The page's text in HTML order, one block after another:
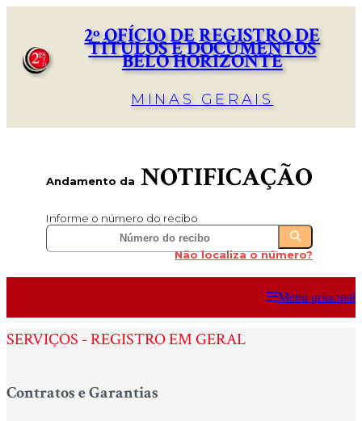
2º OFÍCIO DE REGISTRO DE
TÍTULOS E DOCUMENTOS
BELO HORIZONTE
MINAS GERAIS
Andamento da NOTIFICAÇÃO
Informe o número do recibo
Não localiza o número?
Menu principal
SERVIÇOS - REGISTRO EM GERAL
Contratos e Garantias